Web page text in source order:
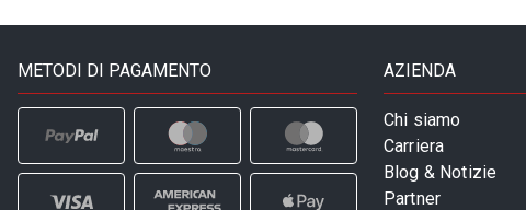
METODI DI PAGAMENTO AZIENDA
Chi siamo
Carriera
Blog & Notizie
Partner